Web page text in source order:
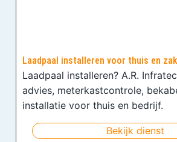
Laadpaal installeren voor thuis en
Laadpaal installeren? A.R.
advies, meterkastcontrole,
installatie voor thuis en bedrijf.
Bekijk dienst